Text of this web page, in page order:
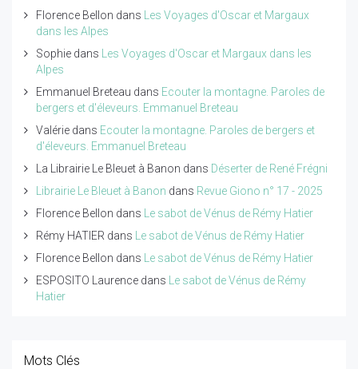
Florence Bellon dans
Les Voyages d'Oscar et Margaux
dans les Alpes
Sophie dans
Les Voyages d'Oscar et Margaux dans les
Alpes
Emmanuel Breteau dans Ecouter la montagne. Paroles de
bergers et d'éleveurs. Emmanuel Breteau
Valérie dans Ecouter la montagne. Paroles de bergers et
d'éleveurs. Emmanuel Breteau
La Librairie Le Bleuet à Banon dans Déserter de René Frégni
Librairie Le Bleuet à Banon dans Revue Giono n° 17 - 2025
Florence Bellon dans
Le sabot de Vénus de Rémy Hatier
Rémy HATIER dans
Le sabot de Vénus de Rémy Hatier
Florence Bellon dans
Le sabot de Vénus de Rémy Hatier
ESPOSITO Laurence dans
Le sabot de Vénus de Rémy
Hatier
Mots Clés